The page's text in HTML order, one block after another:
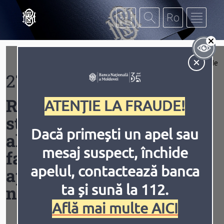
Mergi la conţinutul principal
Inversiune Animațiile
ATENȚIE LA FRAUDE!
Dacă primești un apel sau
mesaj suspect, închide
apelul, contactează banca
ta și sună la 112.
Află mai multe AICI
Extinde
27.11.2025
Regulamentul privind
stabilirea cursului oficial
al leului moldovenesc
faţă de valutele străine,
aprobat prin HCA al BNM
nr.3 din 15.01.2009